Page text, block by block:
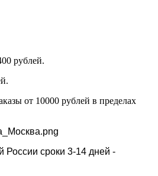
рублей.
от 10000 рублей в пределах
России сроки 3-14 дней -